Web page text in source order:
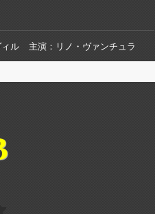
ル 主演 リノ・ヴァンチュラ